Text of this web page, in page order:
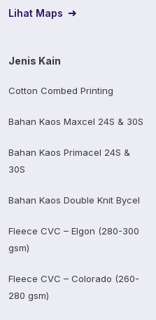
Lihat Maps
Jenis Kain
Cotton Combed Printing
Bahan Kaos Maxcel 24S & 30S
Bahan Kaos Primacel 24S &
30S
Bahan Kaos Double Knit Bycel
Fleece CVC – Elgon (280-300
gsm)
Fleece CVC – Colorado (260-
280 gsm)